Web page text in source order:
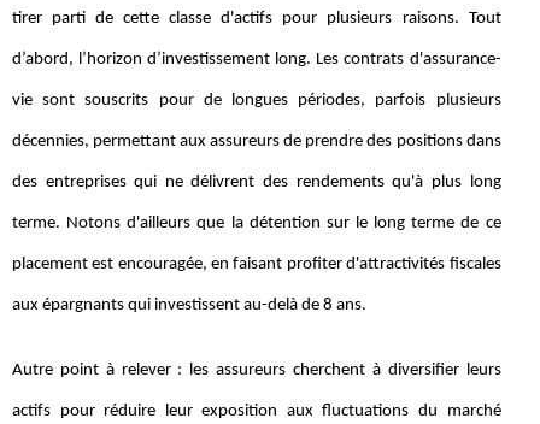
tirer parti de cette classe d'actifs pour plusieurs raisons. Tout
d’abord, l’horizon d’investissement long. Les contrats d'assurance-
vie sont souscrits pour de longues périodes, parfois plusieurs
décennies, permettant aux assureurs de prendre des positions dans
des entreprises qui ne délivrent des rendements qu'à plus long
terme. Notons d'ailleurs que la détention sur le long terme de ce
placement est encouragée, en faisant profiter d'attractivités fiscales
aux épargnants qui investissent au-delà de 8 ans.
Autre point à relever : les assureurs cherchent à diversifier leurs
actifs pour réduire leur exposition aux fluctuations du marché